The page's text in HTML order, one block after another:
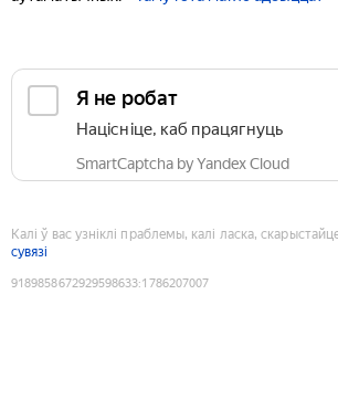
Я не робат
Націсніце, каб працягнуць
SmartCaptcha by Yandex Cloud
Калі ў вас узніклі праблемы, калі ласка,
сувязі
9189858672929598633:1786207007